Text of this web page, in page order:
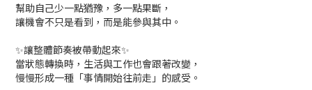
幫助自己少一點猶豫，多一點果斷，
讓機會不只是看到，而是能參與其中。
✨讓整體節奏被帶動起來✨
當狀態轉換時，生活與工作也會跟著改變，
慢慢形成一種「事情開始往前走」的感受。